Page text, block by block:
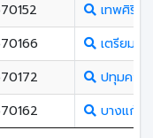
เทพศิริน
เตรียมอุ
ปทุมคงค
บางแก้วป